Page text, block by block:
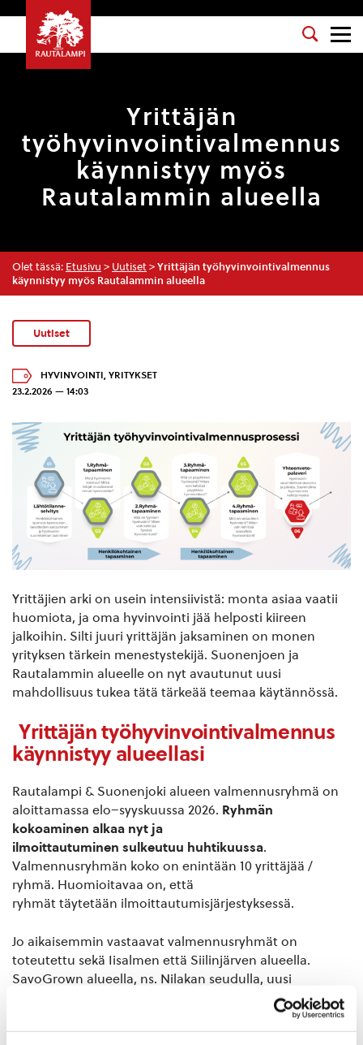
Yrittäjän
työhyvinvointivalmennus
käynnistyy myös
Rautalammin alueella
Olet tässä: Etusivu > Uutiset > Yrittäjän työhyvinvointivalmennus
käynnistyy myös Rautalammin alueella
Uutiset
HYVINVOINTI, YRITYKSET
23.2.2026 — 14:03
Yrittäjien arki on usein intensiivistä: monta asiaa vaatii
huomiota, ja oma hyvinvointi jää helposti kiireen
jalkoihin. Silti juuri yrittäjän jaksaminen on monen
yrityksen tärkein menestystekijä. Suonenjoen ja
Rautalammin alueelle on nyt avautunut uusi
mahdollisuus tukea tätä tärkeää teemaa käytännössä.
Yrittäjän työhyvinvointivalmennus
käynnistyy alueellasi
Rautalampi & Suonenjoki alueen valmennusryhmä on
aloittamassa elo–syyskuussa 2026. Ryhmän
kokoaminen alkaa nyt ja
ilmoittautuminen sulkeutuu huhtikuussa.
Valmennusryhmän koko on enintään 10 yrittäjää /
ryhmä. Huomioitavaa on, että
ryhmät täytetään ilmoittautumisjärjestyksessä.
Jo aikaisemmin vastaavat valmennusryhmät on
toteutettu sekä Iisalmen että Siilinjärven alueella.
SavoGrown alueella, ns. Nilakan seudulla, uusi
valmennusryhmä on starttaamassa jo helmikuussa
alkava Navitas kehitys Oy:n alueen oma ryhmänsä.